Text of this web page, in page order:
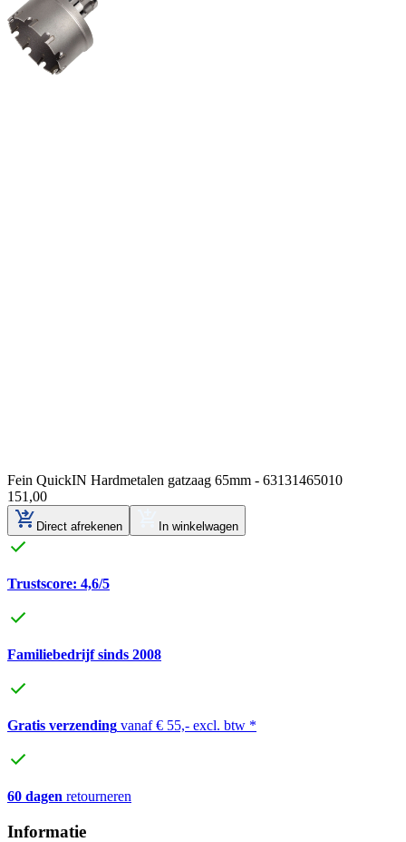
Fein QuickIN Hardmetalen gatzaag 65mm - 63131465010
151 ,00
Direct afrekenen In winkelwagen
Trustscore: 4,6/5
Familiebedrijf sinds 2008
Gratis verzending vanaf € 55,- excl. btw *
60 dagen retourneren
Informatie